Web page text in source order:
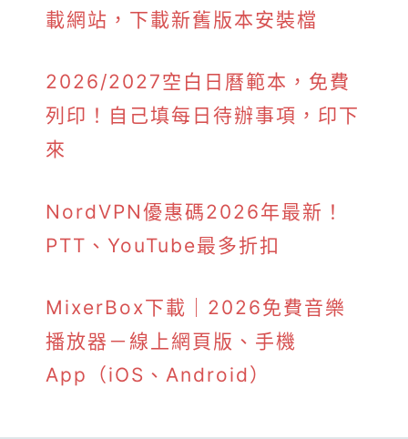
載網站，下載新舊版本安裝檔
2026/2027空白日曆範本，免費
列印！自己填每日待辦事項，印下
來
NordVPN優惠碼2026年最新！
PTT、YouTube最多折扣
MixerBox下載｜2026免費音樂
播放器－線上網頁版、手機
App（iOS、Android）